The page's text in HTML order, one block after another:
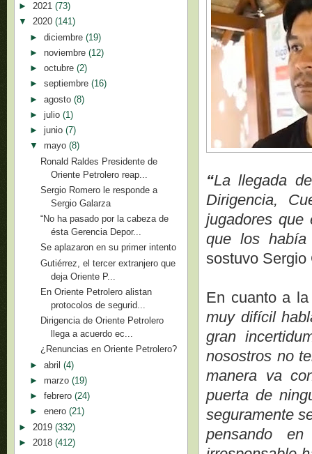
“La llegada
Dirigencia,
jugadores que
que los
sostuvo Sergio
En cuanto a
muy difícil
gran
nosostros no
manera va
puerta de
seguramente
pensando
► 2021 (73)
▼ 2020 (141)
► diciembre (19)
► noviembre (12)
► octubre (2)
► septiembre (16)
► agosto (8)
► julio (1)
► junio (7)
▼ mayo (8)
Ronald Raldes Presidente de
Oriente Petrolero reap...
Sergio Romero le responde a
Sergio Galarza
“No ha pasado por la cabeza de
ésta Gerencia Depor...
Se aplazaron en su primer intento
Gutiérrez, el tercer extranjero que
deja Oriente P...
En Oriente Petrolero alistan
protocolos de segurid...
Dirigencia de Oriente Petrolero
llega a acuerdo ec...
¿Renuncias en Oriente Petrolero?
► abril (4)
► marzo (19)
► febrero (24)
► enero (21)
► 2019 (332)
► 2018 (412)